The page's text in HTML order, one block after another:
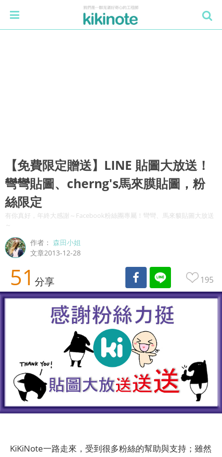
【免費限定贈送】LINE 貼圖大放送！
彎彎貼圖、cherng's馬來膜貼圖，粉
絲限定
有你真好，年終大感謝～Facebook粉絲團專屬！彎彎、馬來貘貼圖大放送
～
作者：森田小姐
文章2013-12-28
51 分享 195
KiKiNote一路走來，受到很多粉絲的幫助與支持；雖然